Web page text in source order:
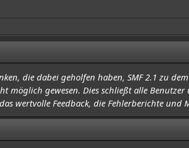
die dabei geholfen haben, SMF 2.1 zu
möglich gewesen. Dies schließt alle
wertvolle Feedback, die Fehlerberichte und